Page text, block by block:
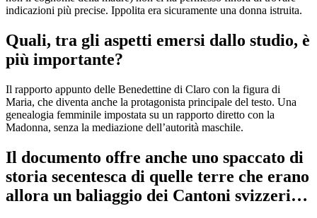
indicazioni più precise. Ippolita era sicuramente una donna istruita.
Quali, tra gli aspetti emersi dallo studio, è
più importante?
Il rapporto appunto delle Benedettine di Claro con la figura di
Maria, che diventa anche la protagonista principale del testo. Una
genealogia femminile impostata su un rapporto diretto con la
Madonna, senza la mediazione dell’autorità maschile.
Il documento offre anche uno spaccato di
storia secentesca di quelle terre che erano
allora un baliaggio dei Cantoni svizzeri…